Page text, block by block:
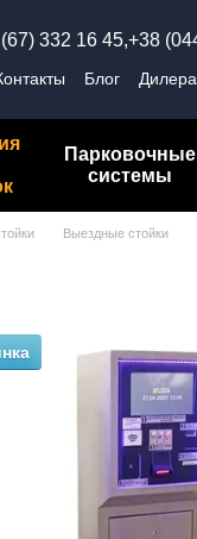
332 16 45,+38
Блог
Парковочные
системы
Выездные стойки